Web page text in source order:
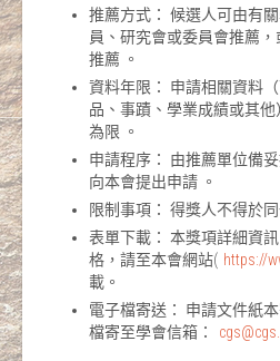
推薦方式： 候選人可由有
員、研究會或委員會推薦
推薦 。
資料年限： 申請相關資料
品、事蹟、學業成績或其
為限 。
申請程序： 由推薦單位備
向本會提出申請 。
限制事項： 得獎人不得於
表單下載： 本獎項詳細資
格，請至本會網站( https://
載。
電子檔寄送： 申請文件紙
檔寄至學會信箱：